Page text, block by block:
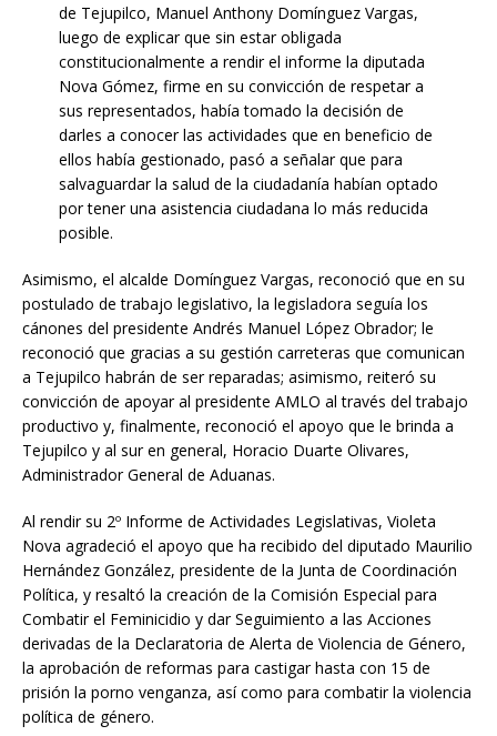
de Tejupilco, Manuel Anthony Domínguez Vargas,
luego de explicar que sin estar obligada
constitucionalmente a rendir el informe la diputada
Nova Gómez, firme en su convicción de respetar a
sus representados, había tomado la decisión de
darles a conocer las actividades que en beneficio de
ellos había gestionado, pasó a señalar que para
salvaguardar la salud de la ciudadanía habían optado
por tener una asistencia ciudadana lo más reducida
posible.
Asimismo, el alcalde Domínguez Vargas, reconoció que en su
postulado de trabajo legislativo, la legisladora seguía los
cánones del presidente Andrés Manuel López Obrador; le
reconoció que gracias a su gestión carreteras que comunican
a Tejupilco habrán de ser reparadas; asimismo, reiteró su
convicción de apoyar al presidente AMLO al través del trabajo
productivo y, finalmente, reconoció el apoyo que le brinda a
Tejupilco y al sur en general, Horacio Duarte Olivares,
Administrador General de Aduanas.
Al rendir su 2º Informe de Actividades Legislativas, Violeta
Nova agradeció el apoyo que ha recibido del diputado Maurilio
Hernández González, presidente de la Junta de Coordinación
Política, y resaltó la creación de la Comisión Especial para
Combatir el Feminicidio y dar Seguimiento a las Acciones
derivadas de la Declaratoria de Alerta de Violencia de Género,
la aprobación de reformas para castigar hasta con 15 de
prisión la porno venganza, así como para combatir la violencia
política de género.